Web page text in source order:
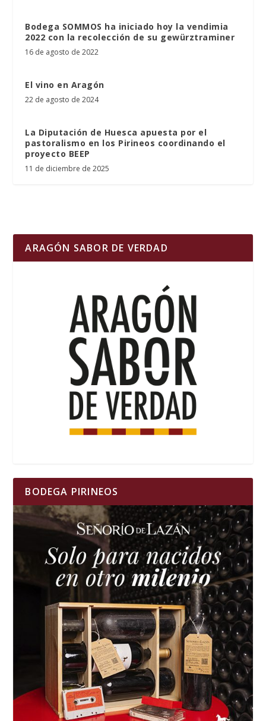
Bodega SOMMOS ha iniciado hoy la vendimia
2022 con la recolección de su gewürztraminer
16 de agosto de 2022
El vino en Aragón
22 de agosto de 2024
La Diputación de Huesca apuesta por el
pastoralismo en los Pirineos coordinando el
proyecto BEEP
11 de diciembre de 2025
ARAGÓN SABOR DE VERDAD
BODEGA PIRINEOS